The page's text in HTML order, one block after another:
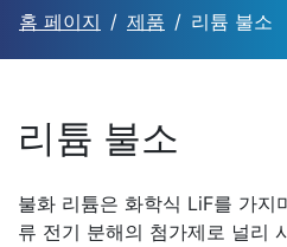
홈 페이지 제품 리튬 불소
리튬 불소
불화 리튬은 화학식 LiF를 가지
류 전기 분해의 첨가제로 널리